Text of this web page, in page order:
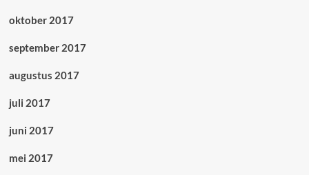
oktober 2017
september 2017
augustus 2017
juli 2017
juni 2017
mei 2017